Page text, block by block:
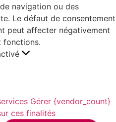
navigation ou des
Le défaut de consentement
peut affecter négativement
fonctions.
Gérer {vendor_count}
ces finalités